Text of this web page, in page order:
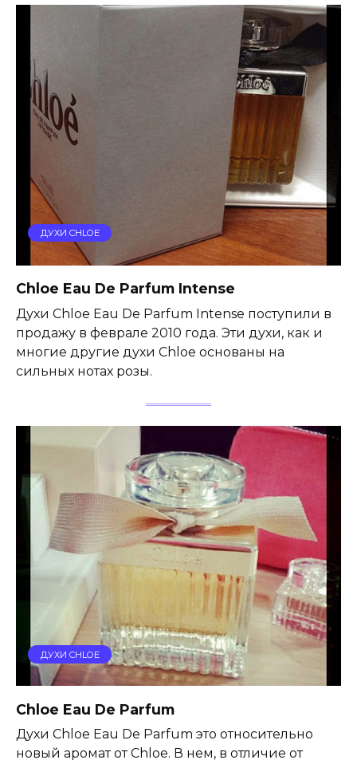
ДУХИ CHLOE
Chloe Eau De Parfum Intense
Духи Chloe Eau De Parfum Intense поступили в
продажу в феврале 2010 года. Эти духи, как и
многие другие духи Chloe основаны на
сильных нотах розы.
ДУХИ CHLOE
Chloe Eau De Parfum
Духи Chloe Eau De Parfum это относительно
новый аромат от Chloe. В нем, в отличие от